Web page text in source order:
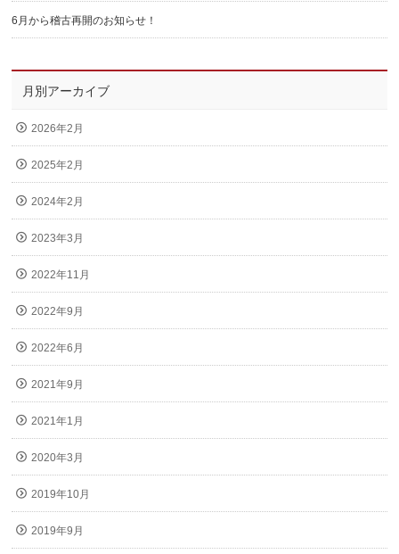
6月から稽古再開のお知らせ！
月別アーカイブ
2026年2月
2025年2月
2024年2月
2023年3月
2022年11月
2022年9月
2022年6月
2021年9月
2021年1月
2020年3月
2019年10月
2019年9月